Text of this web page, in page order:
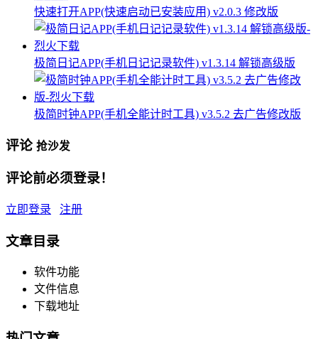
快速打开APP(快速启动已安装应用) v2.0.3 修改版
极简日记APP(手机日记记录软件) v1.3.14 解锁高级版
极简时钟APP(手机全能计时工具) v3.5.2 去广告修改版
评论 抢沙发
评论前必须登录！
立即登录 注册
文章目录
软件功能
文件信息
下载地址